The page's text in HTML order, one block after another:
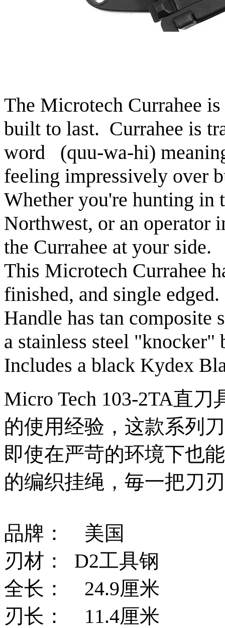
The Microtech Currahee
built to last. Currahee is
word (quu-wa-hi)
feeling impressively over
Whether you're hunting in
Northwest, or an operator
the Currahee at your side.
This Microtech Currahee
finished, and single edged.
Handle has tan composite
a stainless steel "knocker"
Includes a black Kydex
Micro Tech 103-2TA直
的使用经验，这款系列
即使在严苛的环境下也
的编织挂绳，毎一把刀
品牌： 美国
刃材： D2工具钢
全长： 24.9厘米
刃长： 11.4厘米